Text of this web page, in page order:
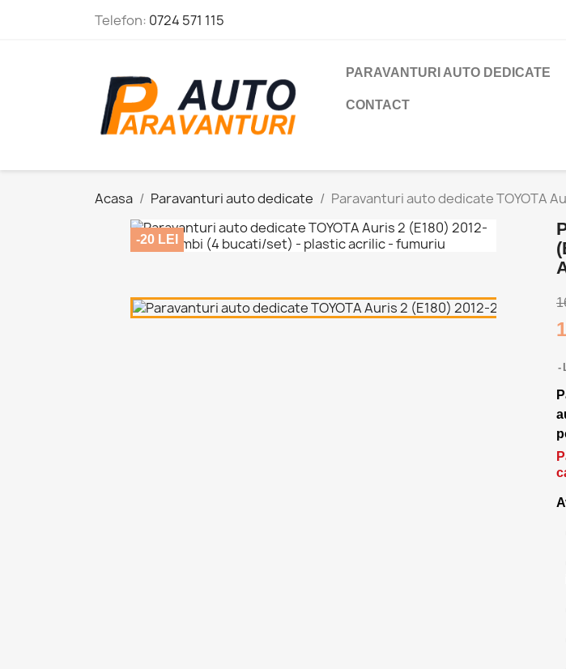
Telefon: 0724 571 115
PARAVANTURI AUTO DEDICATE
CONTACT
Acasa Paravanturi auto dedicate Paravanturi auto dedicate TOYOTA
-20 LEI